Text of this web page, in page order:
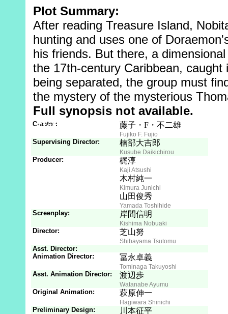
Plot Summary:
After reading Treasure Island,
hunting and uses one of
his friends. But there, a
the 17th-century Caribbean,
being separated, the group must
the mystery of the mysterious
Full synopsis not available.
Staff
Creator: 藤子・F・不二雄
Fujiko F. Fujio
Supervising Director: 楠部大吉郎
Kusube Daikichirou
Producer: 梶淳
Kaji Atsushi
木村純一
Kimura Junichi
山田俊秀
Yamada Toshihide
Screenplay: 岸間信明
Kishima Nobuaki
Director: 芝山努
Shibayama Tsutomu
Asst. Director:
Animation Director:
冨永卓義
Tominaga Takuyoshi
Asst. Animation Director: 渡辺歩
Watanabe Ayumu
Original Animation: 萩原伸一
Hagiwara Shinichi
Preliminary Design: 川本征平